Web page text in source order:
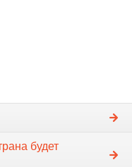
будет